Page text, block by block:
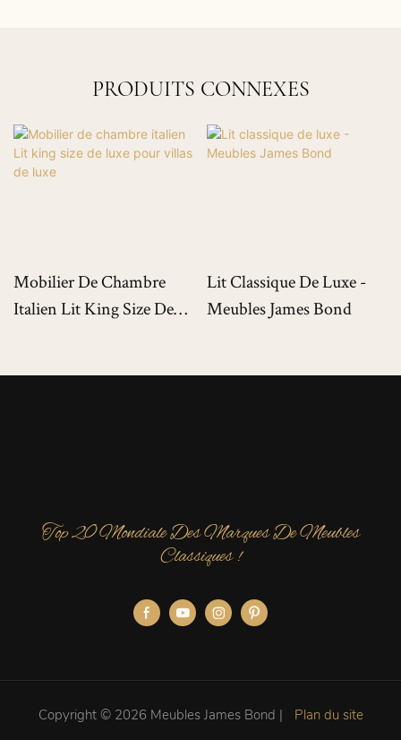
PRODUITS CONNEXES
Mobilier De Chambre
Italien Lit King Size De
Lit Classique De Luxe -
Meubles James Bond
Top 20 Mondiale Des Marques De Meubles
Classiques !
Copyright © 2026 Meubles James Bond | Plan du site